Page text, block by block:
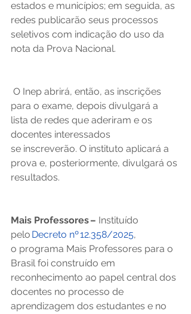
estados e municípios; em seguida, as
redes publicarão seus processos
seletivos com indicação do uso da
nota da Prova Nacional.
O Inep abrirá, então, as inscrições
para o exame, depois divulgará a
lista de redes que aderiram e os
docentes interessados
se inscreverão. O instituto aplicará a
prova e, posteriormente, divulgará os
resultados.
Mais Professores – Instituído
pelo Decreto nº 12.358/2025,
o programa Mais Professores para o
Brasil foi construído em
reconhecimento ao papel central dos
docentes no processo de
aprendizagem dos estudantes e no